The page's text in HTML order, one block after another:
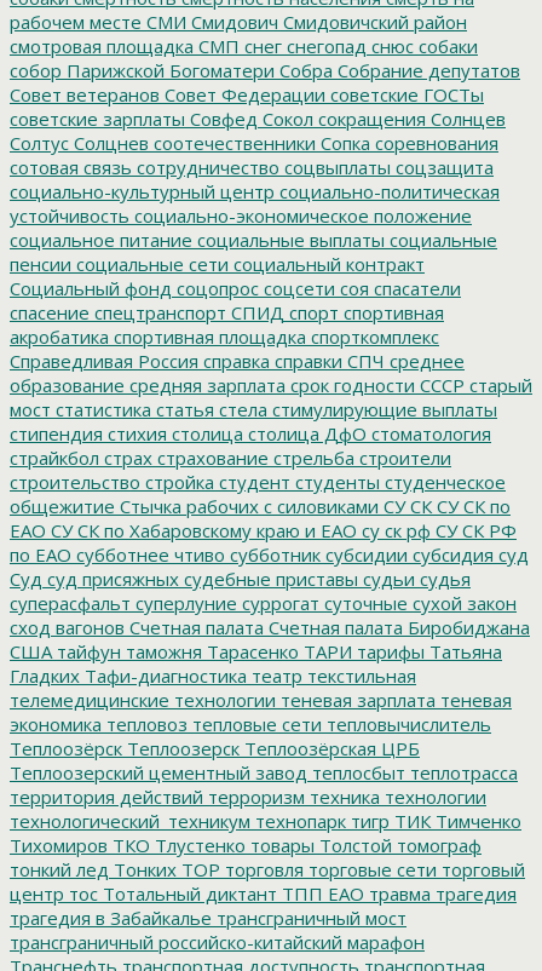
рабочем месте СМИ Смидович Смидовичский район
смотровая площадка СМП снег снегопад снюс собаки
собор Парижской Богоматери Собра Собрание депутатов
Совет ветеранов Совет Федерации советские ГОСТы
советские зарплаты Совфед Сокол сокращения Солнцев
Солтус Солцнев соотечественники Сопка соревнования
сотовая связь сотрудничество соцвыплаты соцзащита
социально-культурный центр социально-политическая
устойчивость социально-экономическое положение
социальное питание социальные выплаты социальные
пенсии социальные сети социальный контракт
Социальный фонд соцопрос соцсети соя спасатели
спасение спецтранспорт СПИД спорт спортивная
акробатика спортивная площадка спорткомплекс
Справедливая Россия справка справки СПЧ среднее
образование средняя зарплата срок годности СССР старый
мост статистика статья стела стимулирующие выплаты
стипендия стихия столица столица ДфО стоматология
страйкбол страх страхование стрельба строители
строительство стройка студент студенты студенческое
общежитие Стычка рабочих с силовиками СУ СК СУ СК по
ЕАО СУ СК по Хабаровскому краю и ЕАО су ск рф СУ СК РФ
по ЕАО субботнее чтиво субботник субсидии субсидия суд
Суд суд присяжных судебные приставы судьи судья
суперасфальт суперлуние суррогат суточные сухой закон
сход вагонов Счетная палата Счетная палата Биробиджана
США тайфун таможня Тарасенко ТАРИ тарифы Татьяна
Гладких Тафи-диагностика театр текстильная
телемедицинские технологии теневая зарплата теневая
экономика тепловоз тепловые сети тепловычислитель
Теплоозёрск Теплоозерск Теплоозёрская ЦРБ
Теплоозерский цементный завод теплосбыт теплотрасса
территория действий терроризм техника технологии
технологический_техникум технопарк тигр ТИК Тимченко
Тихомиров ТКО Тлустенко товары Толстой томограф
тонкий лед Тонких ТОР торговля торговые сети торговый
центр тос Тотальный диктант ТПП ЕАО травма трагедия
трагедия в Забайкалье трансграничный мост
трансграничный российско-китайский марафон
Транснефть транспортная доступность транспортная